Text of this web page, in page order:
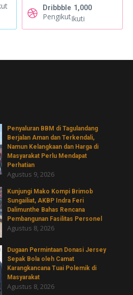
Dribbble 1,000
PengikutIkuti
Penyaluran BBM di Tagulandang
Berjalan Aman dan Terkendali,
Namun Kelangkaan dan Harga di
Masyarakat Perlu Mendapat
Perhatian
Agustus 9, 2026
Kunjungi Mako Kompi Brimob
Sungailiat, AKBP Indra Feri
Dalimunthe Bahas Rencana
Pembangunan Fasilitas Personel
Agustus 8, 2026
‎Dugaan Permintaan Donasi Jersey
Sepak Bola oleh Camat
Karangkancana Tuai Polemik di
Masyarakat
Agustus 8, 2026